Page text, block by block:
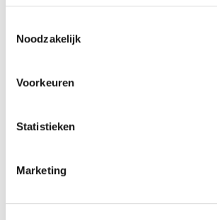
Noodzakelijk
Voorkeuren
Statistieken
Marketing
Titel:
NUR-code: